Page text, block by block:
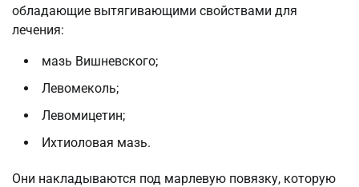
обладающие вытягивающими свойствами для
лечения:
мазь Вишневского;
Левомеколь;
Левомицетин;
Ихтиоловая мазь.
Они накладываются под марлевую повязку, которую